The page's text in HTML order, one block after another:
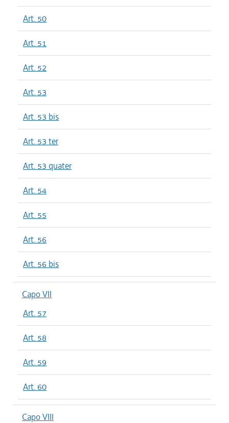
Art. 50
Art. 51
Art. 52
Art. 53
Art. 53 bis
Art. 53 ter
Art. 53 quater
Art. 54
Art. 55
Art. 56
Art. 56 bis
Capo VII
Art. 57
Art. 58
Art. 59
Art. 60
Capo VIII